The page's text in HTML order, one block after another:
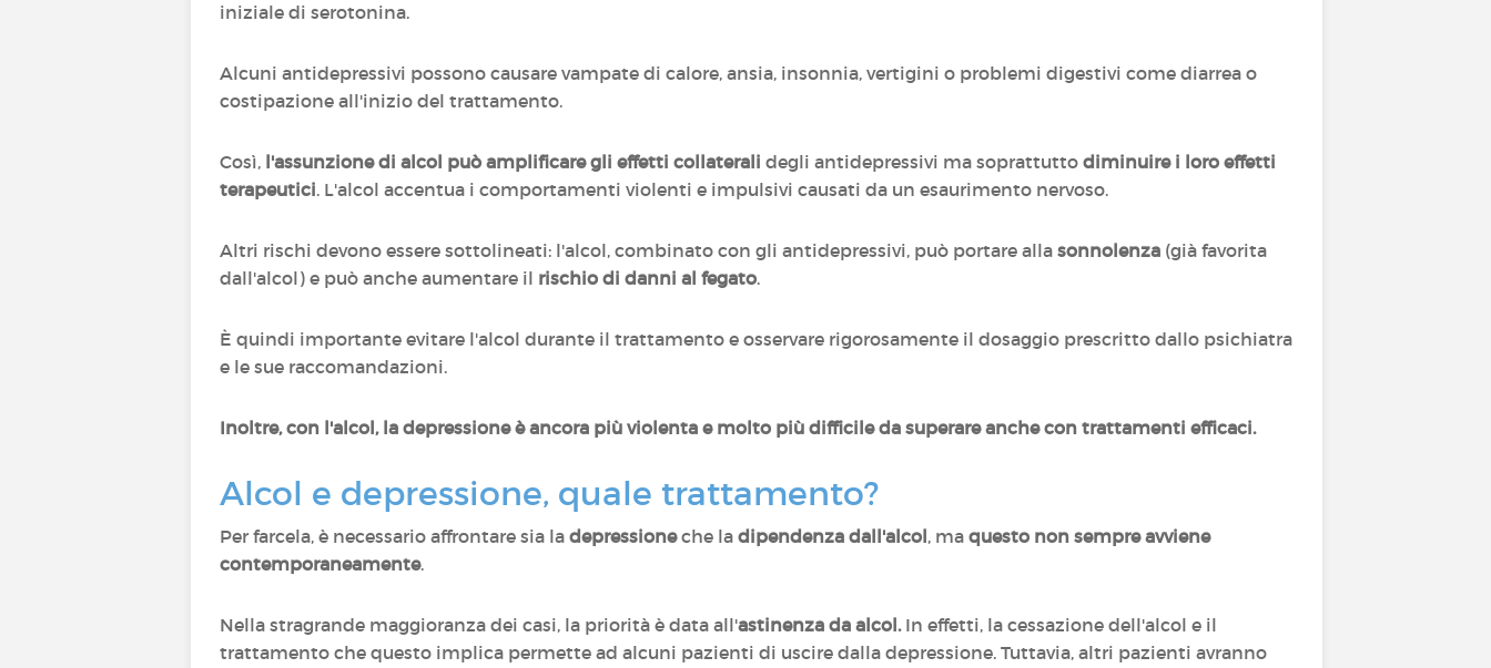
iniziale di serotonina.
Alcuni antidepressivi possono causare vampate di calore, ansia, insonnia, vertigini o problemi digestivi come diarrea o
costipazione all'inizio del trattamento.
Così, l'assunzione di alcol può amplificare gli effetti collaterali degli antidepressivi ma soprattutto diminuire i loro effetti
terapeutici. L'alcol accentua i comportamenti violenti e impulsivi causati da un esaurimento nervoso.
Altri rischi devono essere sottolineati: l'alcol, combinato con gli antidepressivi, può portare alla sonnolenza (già favorita
dall'alcol) e può anche aumentare il rischio di danni al fegato.
È quindi importante evitare l'alcol durante il trattamento e osservare rigorosamente il dosaggio prescritto dallo psichiatra
e le sue raccomandazioni.
Inoltre, con l'alcol, la depressione è ancora più violenta e molto più difficile da superare anche con trattamenti efficaci.
Alcol e depressione, quale trattamento?
Per farcela, è necessario affrontare sia la depressioneche la dipendenza dall'alcol, ma questo non sempre avviene
contemporaneamente.
Nella stragrande maggioranza dei casi, la priorità è data all'astinenza da alcol.In effetti, la cessazione dell'alcol e il
trattamento che questo implica permette ad alcuni pazienti di uscire dalla depressione. Tuttavia, altri pazienti avranno